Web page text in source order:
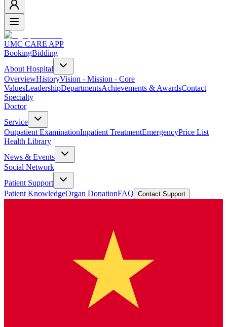
UMC CARE APP
BookingBidding
About Hospital
OverviewHistoryVision - Mission - Core
ValuesLeadershipDepartmentsAchievements & AwardsContact
Specialty
Doctor
Service
Outpatient ExaminationInpatient TreatmentEmergencyPrice List
Health Library
News & Events
Social Network
Patient Support
Patient KnowledgeOrgan DonationFAQ Contact Support